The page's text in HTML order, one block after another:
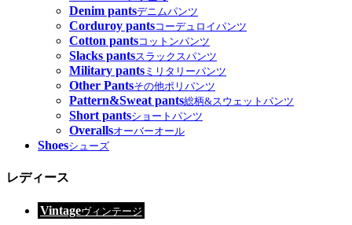
Denim pantsデニムパンツ
Corduroy pantsコーデュロイパンツ
Cotton pantsコットンパンツ
Slacks pantsスラックスパンツ
Military pants ミリタリーパンツ
Other Pantsその他ポリパンツ
Pattern&Sweat pants総柄&スウェットパンツ
Short pantsショートパンツ
Overallsオーバーオール
Shoesシューズ
レディース
Vintageヴィンテージ